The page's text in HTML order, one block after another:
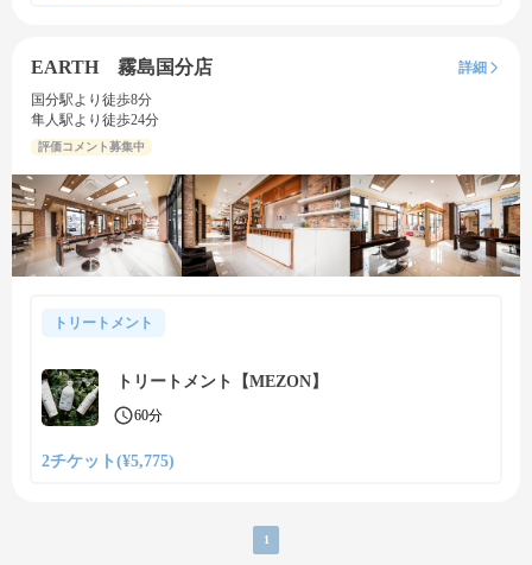
EARTH 霧島国分店
詳細
国分駅より徒歩8分
隼人駅より徒歩24分
評価コメント募集中
トリートメント
トリートメント【MEZON】
60分
2チケット(¥5,775)
1